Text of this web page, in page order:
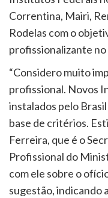
Correntina, Mairi,
Rodelas com o
profissionalizante no
“Considero muito
profissional. Novos
instalados pelo
base de critérios.
Ferreira, que é o
Profissional do
com ele sobre o
sugestão, indicando